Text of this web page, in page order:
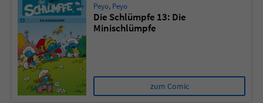
Peyo, Peyo
Die Schlümpfe 13: Die
Minischlümpfe
zum Comic